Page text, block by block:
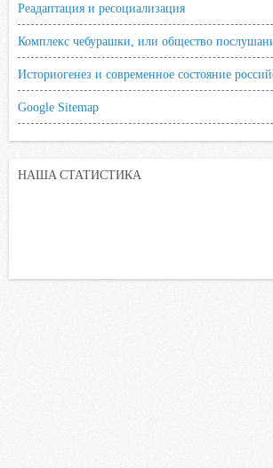
Реадаптация и ресоциализация
Комплекс чебурашки, или общество
Историогенез и современное состояние
Google Sitemap
НАША СТАТИСТИКА